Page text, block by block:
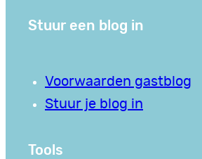
Stuur een blog in
Voorwaarden gastblog
Stuur je blog in
Tools